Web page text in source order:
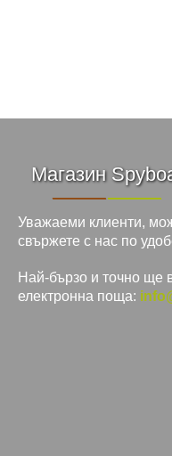
Магазин
Уважаеми клиенти,
свържете с нас по
Най-бързо и точно ще
електронна поща: